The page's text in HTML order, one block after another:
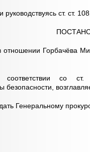
руководствуясь ст. ст.
отношении Горбачёва
соответствии со
безопасности,
Генеральному